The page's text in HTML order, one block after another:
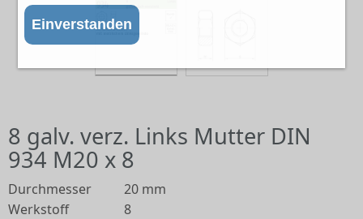
Einverstanden
8 galv. verz. Links Mutter DIN
934 M20 x 8
Durchmesser
20 mm
Werkstoff
8